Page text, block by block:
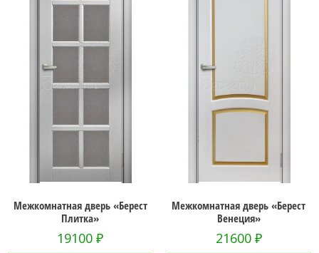
Межкомнатная дверь «Берест
Плитка»
19100₽
Межкомнатная дверь «Берест
Венеция»
21600 ₽